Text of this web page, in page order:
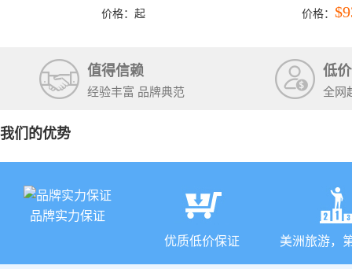
洛杉矶结束）
价格： 起
彩穴+马
价格：
值得信赖
经验丰富 品牌典范
低
全网
我们的优势
品牌实力保证
优质低价保证
美洲旅游，